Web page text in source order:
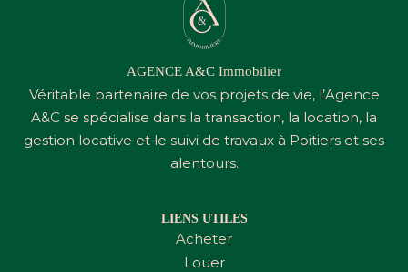
AGENCE A&C Immobilier
Véritable partenaire de vos projets de vie, l’Agence
A&C se spécialise dans la transaction, la location, la
gestion locative et le suivi de travaux à Poitiers et ses
alentours.
LIENS UTILES
Acheter
Louer